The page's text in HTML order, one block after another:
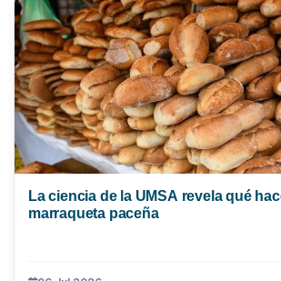
La ciencia de la UMSA revela qué
marraqueta paceña